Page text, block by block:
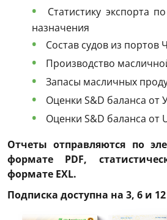
Статистику экспорта
назначения
Состав судов из портов
Производство
Запасы масличных
Оценки S&D баланса от
Оценки S&D баланса от
Отчеты отправляются по
формате PDF,
формате EXL.
Подписка доступна на 3, 6 и